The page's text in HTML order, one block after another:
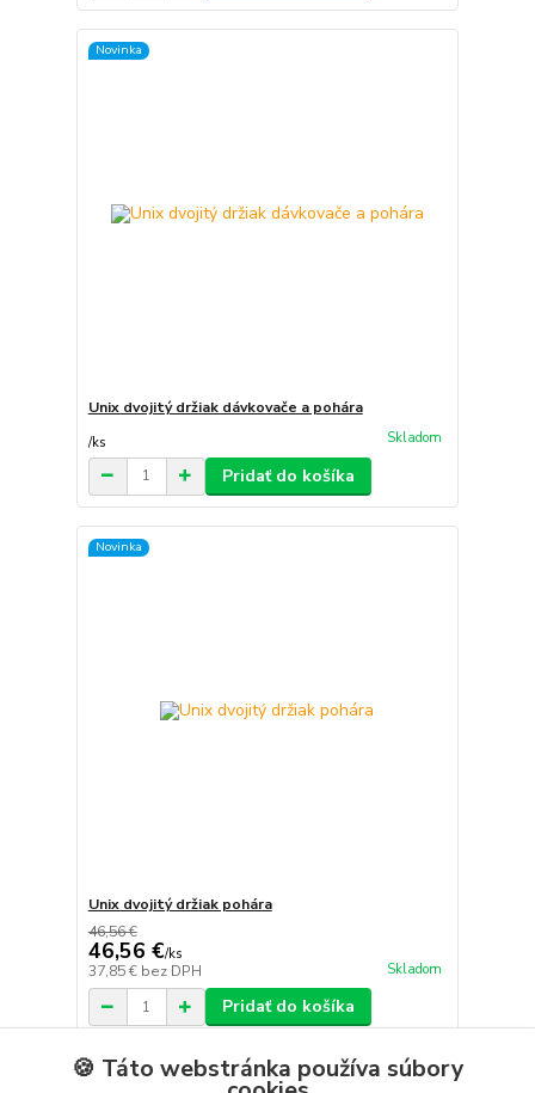
Novinka
Unix dvojitý držiak dávkovače a pohára
/ks Skladom
Pridať do košíka
Novinka
Unix dvojitý držiak pohára
46,56 €
46,56 €/ks
37,85 € bez DPH Skladom
Pridať do košíka
🍪 Táto webstránka používa súbory